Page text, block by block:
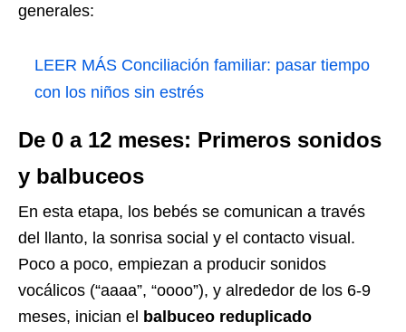
generales:
LEER MÁS Conciliación familiar: pasar tiempo
con los niños sin estrés
De 0 a 12 meses: Primeros sonidos
y balbuceos
En esta etapa, los bebés se comunican a través
del llanto, la sonrisa social y el contacto visual.
Poco a poco, empiezan a producir sonidos
vocálicos (“aaaa”, “oooo”), y alrededor de los 6-9
meses, inician el balbuceo reduplicado